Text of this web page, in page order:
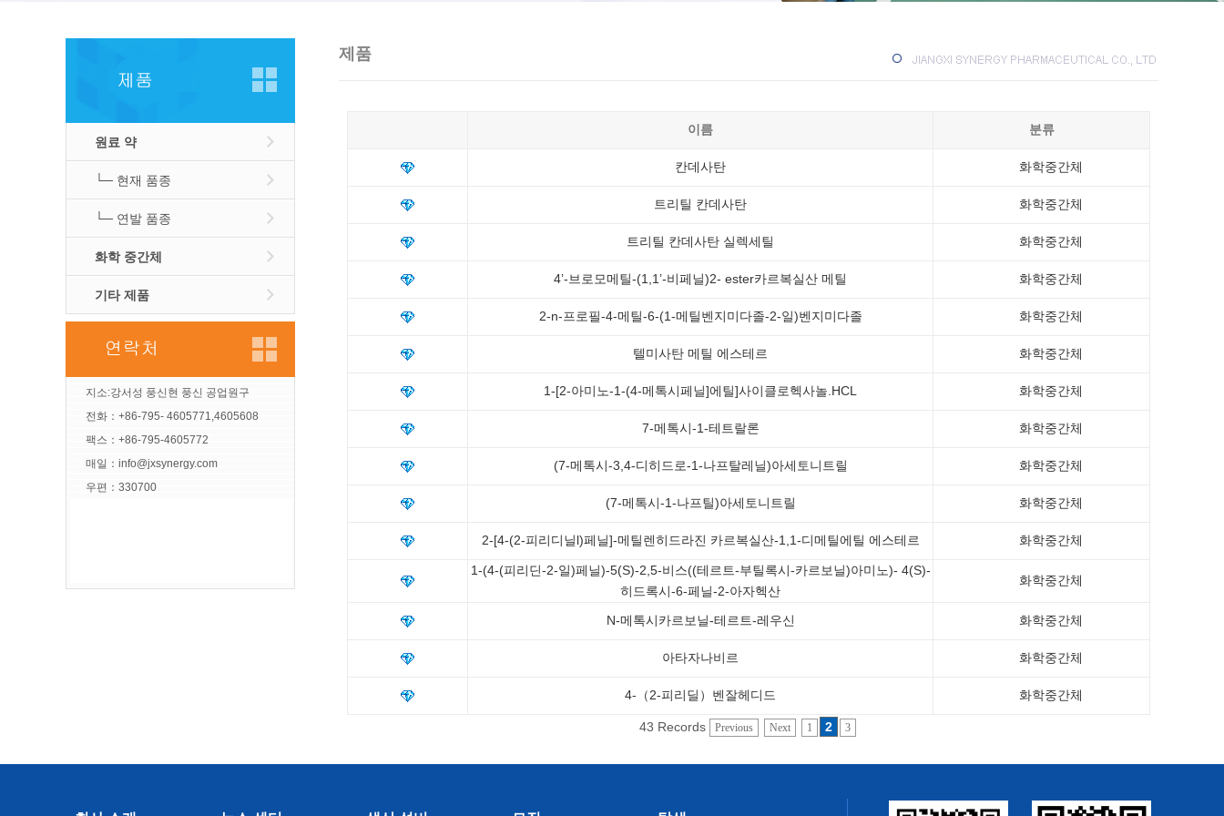
원료 약
└─ 현재 품종
└─ 연발 품종
화학 중간체
기타 제품
지소:강서성 풍신현 풍신 공업원구
전화：+86-795- 4605771,4605608
팩스：+86-795-4605772
매일： info@jxsynergy.com
우편：330700
제품
이름 분류
칸데사탄 화학중간체
트리틸 칸데사탄 화학중간체
트리틸 칸데사탄 실렉세틸 화학중간체
4’-브로모메틸-(1,1’-비페닐)2- ester카르복실산 메틸 화학중간체
2-n-프로필-4-메틸-6-(1-메틸벤지미다졸-2-일)벤지미다졸 화학중간체
텔미사탄 메틸 에스테르 화학중간체
1-[2-아미노-1-(4-메톡시페닐]에틸]사이클로헥사놀.HCL 화학중간체
7-메톡시-1-테트랄론 화학중간체
(7-메톡시-3,4-디히드로-1-나프탈레닐)아세토니트릴 화학중간체
(7-메톡시-1-나프틸)아세토니트릴 화학중간체
2-[4-(2-피리디닐l)페닐]-메틸렌히드라진 카르복실산-1,1-디메틸에틸 에스테르 화학중간체
1-(4-(피리딘-2-일)페닐)-5(S)-2,5-비스((테르트-부틸록시-카르보닐)아미노)- 4(S)-
히드록시-6-페닐-2-아자헥산
화학중간체
N-메톡시카르보닐-테르트-레우신 화학중간체
아타자나비르 화학중간체
4-（2-피리딜）벤잘헤디드 화학중간체
43 Records Previous Next 1 2 3